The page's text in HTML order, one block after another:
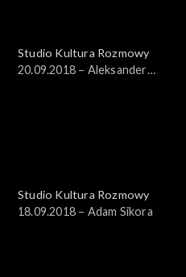
Studio Kultura Rozmowy
20.09.2018 – Aleksander
Studio Kultura Rozmowy
18.09.2018 – Adam Sikora